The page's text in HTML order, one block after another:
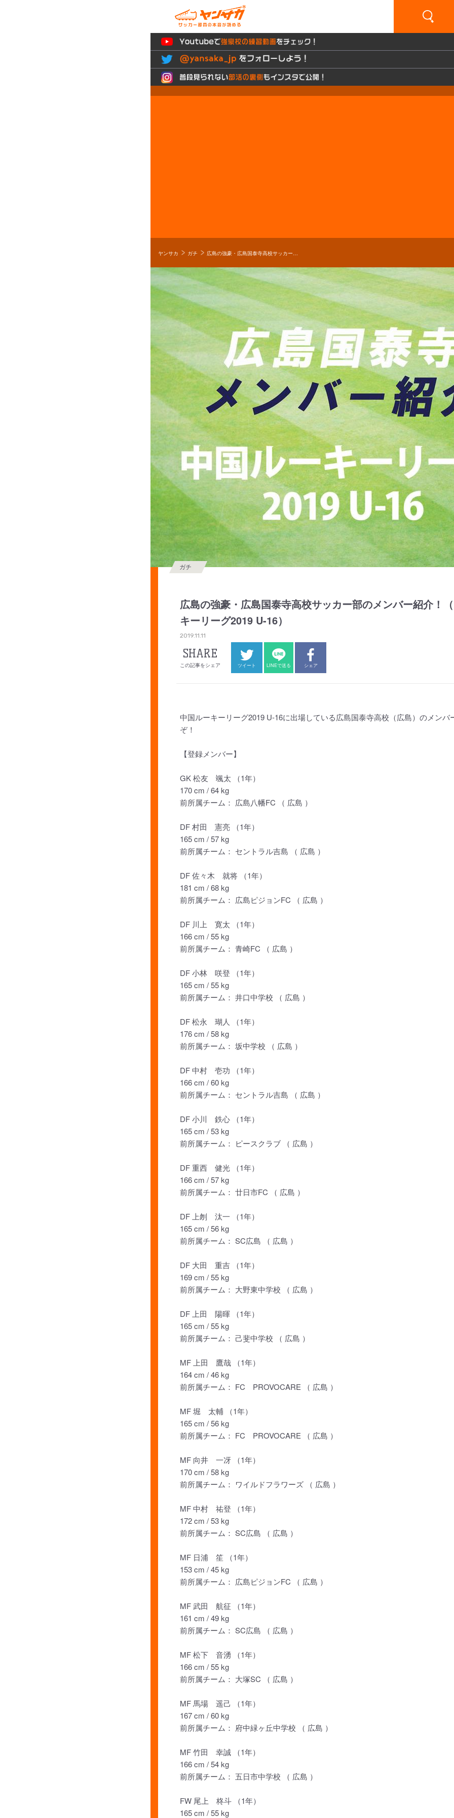
ヤンサカ ガチ 広島の強豪・広島国泰寺高校サッカー部のメンバー紹介！（中国ルーキーリーグ2019 U-16）
広島の強豪・広島国泰寺高校サッカー部のメンバー紹介！
キーリーグ2019 U-16）
ガチ
2019.11.11
SHARE
この記事をシェア ツイート LINEで送る シェア
中国ルーキーリーグ2019 U-16に出場している広島国泰寺高校（広島）のメンバ
ぞ！
【登録メンバー】
GK 松友 颯太 （1年）
170 cm / 64 kg
前所属チーム： 広島八幡FC （ 広島 ）
DF 村田 憲亮 （1年）
165 cm / 57 kg
前所属チーム： セントラル吉島 （ 広島 ）
DF 佐々木 就将 （1年）
181 cm / 68 kg
前所属チーム： 広島ピジョンFC （ 広島 ）
DF 川上 寛太 （1年）
166 cm / 55 kg
前所属チーム： 青崎FC （ 広島 ）
DF 小林 咲登 （1年）
165 cm / 55 kg
前所属チーム： 井口中学校 （ 広島 ）
DF 松永 瑚人 （1年）
176 cm / 58 kg
前所属チーム： 坂中学校 （ 広島 ）
DF 中村 壱功 （1年）
166 cm / 60 kg
前所属チーム： セントラル吉島 （ 広島 ）
DF 小川 鉄心 （1年）
165 cm / 53 kg
前所属チーム： ピースクラブ （ 広島 ）
DF 重西 健光 （1年）
166 cm / 57 kg
前所属チーム： 廿日市FC （ 広島 ）
DF 上刎 汰一 （1年）
165 cm / 56 kg
前所属チーム： SC広島 （ 広島 ）
DF 大田 重吉 （1年）
169 cm / 55 kg
前所属チーム： 大野東中学校 （ 広島 ）
DF 上田 陽暉 （1年）
165 cm / 55 kg
前所属チーム： 己斐中学校 （ 広島 ）
MF 上田 鷹哉 （1年）
164 cm / 46 kg
前所属チーム： FC PROVOCARE （ 広島 ）
MF 堀 太輔 （1年）
165 cm / 56 kg
前所属チーム： FC PROVOCARE （ 広島 ）
MF 向井 一冴 （1年）
170 cm / 58 kg
前所属チーム： ワイルドフラワーズ （ 広島 ）
MF 中村 祐登 （1年）
172 cm / 53 kg
前所属チーム： SC広島 （ 広島 ）
MF 日浦 笙 （1年）
153 cm / 45 kg
前所属チーム： 広島ピジョンFC （ 広島 ）
MF 武田 航征 （1年）
161 cm / 49 kg
前所属チーム： SC広島 （ 広島 ）
MF 松下 音湧 （1年）
166 cm / 55 kg
前所属チーム： 大塚SC （ 広島 ）
MF 馬場 遥己 （1年）
167 cm / 60 kg
前所属チーム： 府中緑ヶ丘中学校 （ 広島 ）
MF 竹田 幸誠 （1年）
166 cm / 54 kg
前所属チーム： 五日市中学校 （ 広島 ）
FW 尾上 柊斗 （1年）
165 cm / 55 kg